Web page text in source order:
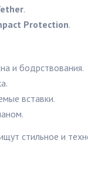
.
Protection.
и бодрствования.
вставки.
стильное и